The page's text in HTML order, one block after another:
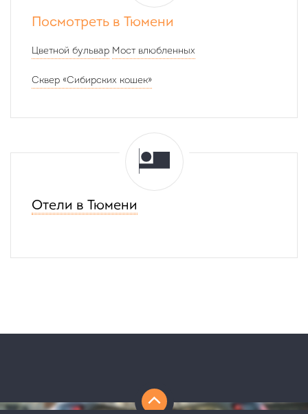
Посмотреть в Тюмени
Цветной бульвар Мост влюбленных
Сквер «Сибирских кошек»
Отели в Тюмени